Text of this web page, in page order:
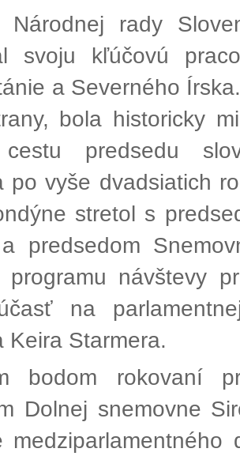
Národnej rady
svoju kľúčovú
a Severného
bola historicky
predsedu
po vyše dvadsiatich
stretol s
predsedom
programu návštevy
na
Keira Starmera.
bodom rokovaní
Dolnej snemovne